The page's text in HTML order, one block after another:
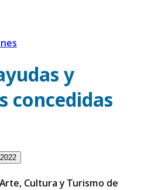
y
concedidas
Cultura y Turismo de